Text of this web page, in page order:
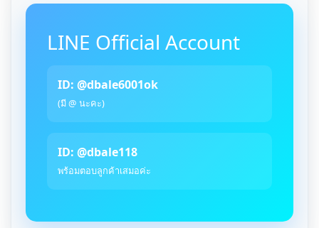
LINE Official Account
ID: @dbale6001ok
(มี @ นะคะ)
ID: @dbale118
พร้อมตอบลูกค้าเสมอค่ะ